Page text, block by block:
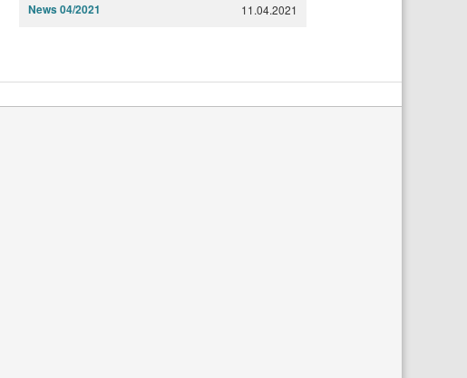
11.04.2021
News 04/2021